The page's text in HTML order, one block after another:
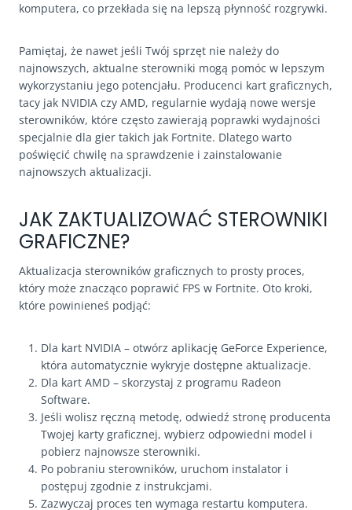
komputera, co przekłada się na lepszą płynność rozgrywki.
Pamiętaj, że nawet jeśli Twój sprzęt nie należy do
najnowszych, aktualne sterowniki mogą pomóc w lepszym
wykorzystaniu jego potencjału. Producenci kart graficznych,
tacy jak NVIDIA czy AMD, regularnie wydają nowe wersje
sterowników, które często zawierają poprawki wydajności
specjalnie dla gier takich jak Fortnite. Dlatego warto
poświęcić chwilę na sprawdzenie i zainstalowanie
najnowszych aktualizacji.
JAK ZAKTUALIZOWAĆ STEROWNIKI
GRAFICZNE?
Aktualizacja sterowników graficznych to prosty proces,
który może znacząco poprawić FPS w Fortnite. Oto kroki,
które powinieneś podjąć:
Dla kart NVIDIA – otwórz aplikację GeForce Experience,
która automatycznie wykryje dostępne aktualizacje.
Dla kart AMD – skorzystaj z programu Radeon
Software.
Jeśli wolisz ręczną metodę, odwiedź stronę producenta
Twojej karty graficznej, wybierz odpowiedni model i
pobierz najnowsze sterowniki.
Po pobraniu sterowników, uruchom instalator i
postępuj zgodnie z instrukcjami.
Zazwyczaj proces ten wymaga restartu komputera.